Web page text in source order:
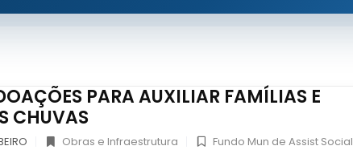
PARA AUXILIAR FAMÍLIAS E
CHUVAS
Obras e Infraestrutura Fundo Mun de Assist Social